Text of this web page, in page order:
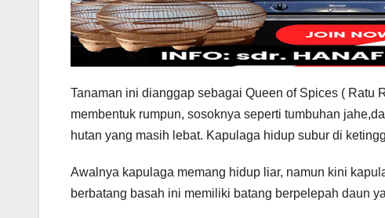
Tanaman ini dianggap sebagai Queen of Spices ( Ratu
membentuk rumpun, sosoknya seperti tumbuhan
hutan yang masih lebat. Kapulaga hidup subur di
Awalnya kapulaga memang hidup liar, namun kini
berbatang basah ini memiliki batang berpelepah daun